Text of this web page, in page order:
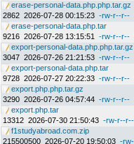
erase-personal-data.php.php.tar.gz
2862 2026-07-28 00:15:23 -rw-r--r--
erase-personal-data.php.tar
9216 2026-07-28 13:15:51 -rw-r--r--
export-personal-data.php.php.tar.gz
3047 2026-07-26 21:21:53 -rw-r--r--
export-personal-data.php.tar
9728 2026-07-27 20:22:33 -rw-r--r--
export.php.php.tar.gz
3290 2026-07-26 04:57:44 -rw-r--r--
export.php.tar
13312 2026-07-30 21:50:43 -rw-r--r--
f1studyabroad.com.zip
215500500 2026-07-20 19:50:03 -